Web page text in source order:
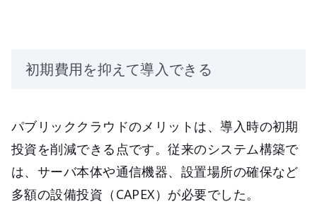
初期費用を抑えて導入できる
パブリッククラウドのメリットは、導入時の初期
投資を削減できる点です。従来のシステム構築で
は、サーバ本体や通信機器、設置場所の確保など
多額の設備投資（CAPEX）が必要でした。